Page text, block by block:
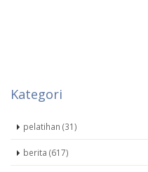
Kategori
pelatihan (31)
berita (617)